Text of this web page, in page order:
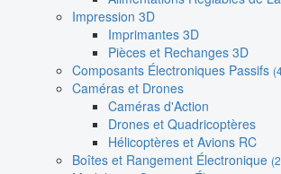
Impression 3D
Imprimantes 3D
Pièces et Rechanges 3D
Composants Électroniques Passifs
Caméras et Drones
Caméras d'Action
Drones et Quadricoptères
Hélicoptères et Avions RC
Boîtes et Rangement Électronique